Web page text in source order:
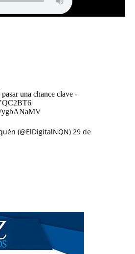
una chance clave -
(@ElDigitalNQN) 29 de